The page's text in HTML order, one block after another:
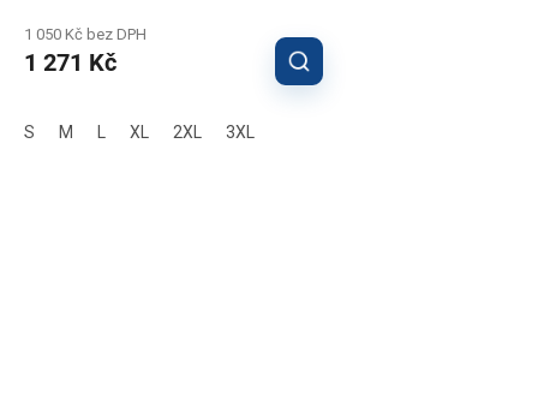
1 050 Kč bez DPH
1 271 Kč
S M L XL 2XL 3XL